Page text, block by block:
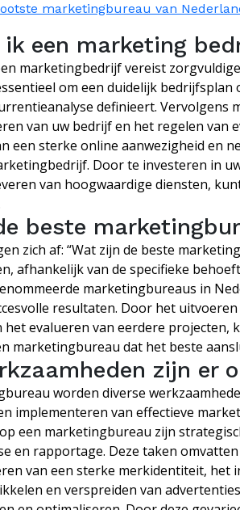
marketingbureau van
een marketing
marketingbedrijf vereist
om een duidelijk
definieert. Vervolgens
van uw bedrijf en het regelen van
een sterke online aanwezigheid en
Door te investeren in
van hoogwaardige diensten,
beste
zich af: “Wat zijn de beste
afhankelijk van de specifieke
marketingbureaus in
resultaten. Door het
het evalueren van eerdere
marketingbureau dat het beste
zijn er
worden diverse
implementeren van effectieve
een marketingbureau zijn
en rapportage. Deze taken
van een sterke merkidentiteit, het
en verspreiden van